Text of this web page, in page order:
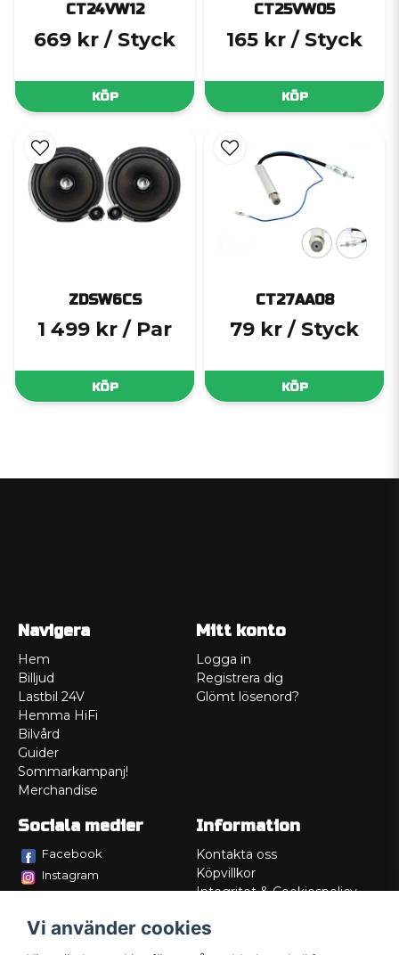
CT24VW12
669 kr / Styck
KÖP
CT25VW05
165 kr / Styck
KÖP
ZDSW6CS
1 499 kr / Par
KÖP
CT27AA08
79 kr / Styck
KÖP
Navigera
Hem
Billjud
Lastbil 24V
Hemma HiFi
Bilvård
Guider
Sommarkampanj!
Merchandise
Mitt konto
Logga in
Registrera dig
Glömt lösenord?
Sociala medier
Facebook
Instagram
Information
Kontakta oss
Köpvillkor
Integritet & Cookiespolicy
Service/Garanti
Vi använder cookies